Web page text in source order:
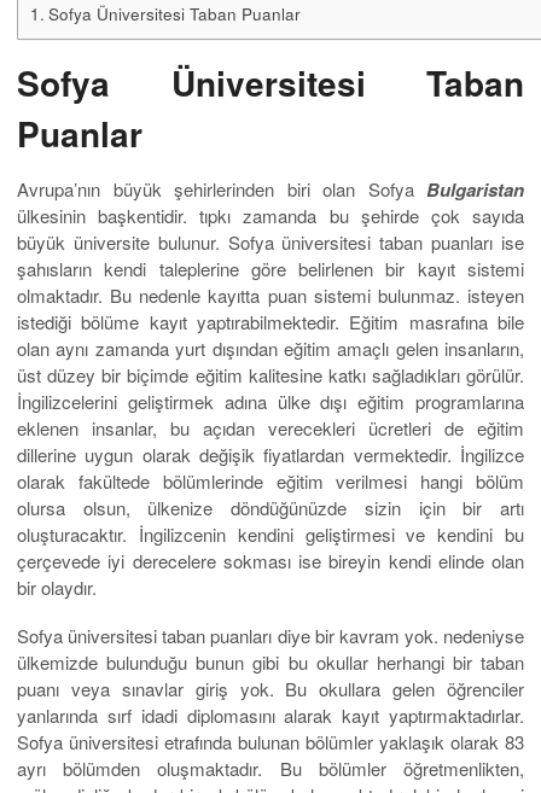
Sofya Üniversitesi Taban Puanlar
Sofya Üniversitesi Taban
Puanlar
Avrupa’nın büyük şehirlerinden biri olan Sofya Bulgaristan
ülkesinin başkentidir. tıpkı zamanda bu şehirde çok sayıda
büyük üniversite bulunur. Sofya üniversitesi taban puanları ise
şahısların kendi taleplerine göre belirlenen bir kayıt sistemi
olmaktadır. Bu nedenle kayıtta puan sistemi bulunmaz. isteyen
istediği bölüme kayıt yaptırabilmektedir. Eğitim masrafına bile
olan aynı zamanda yurt dışından eğitim amaçlı gelen insanların,
üst düzey bir biçimde eğitim kalitesine katkı sağladıkları görülür.
İngilizcelerini geliştirmek adına ülke dışı eğitim programlarına
eklenen insanlar, bu açıdan verecekleri ücretleri de eğitim
dillerine uygun olarak değişik fiyatlardan vermektedir. İngilizce
olarak fakültede bölümlerinde eğitim verilmesi hangi bölüm
olursa olsun, ülkenize döndüğünüzde sizin için bir artı
oluşturacaktır. İngilizcenin kendini geliştirmesi ve kendini bu
çerçevede iyi derecelere sokması ise bireyin kendi elinde olan
bir olaydır.
Sofya üniversitesi taban puanları diye bir kavram yok. nedeniyse
ülkemizde bulunduğu bunun gibi bu okullar herhangi bir taban
puanı veya sınavlar giriş yok. Bu okullara gelen öğrenciler
yanlarında sırf idadi diplomasını alarak kayıt yaptırmaktadırlar.
Sofya üniversitesi etrafında bulunan bölümler yaklaşık olarak 83
ayrı bölümden oluşmaktadır. Bu bölümler öğretmenlikten,